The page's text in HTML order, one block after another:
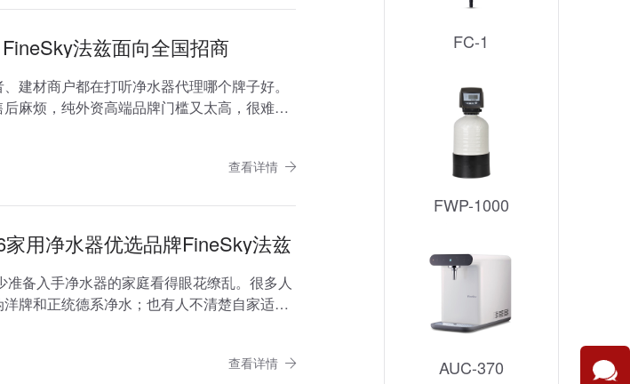
法兹面向全国招商
建材商户都在打听净水器代理哪个牌子好。
麻烦，纯外资高端品牌门槛又太高，很难下
查看详情
用净水器优选品牌FineSky法兹
备入手净水器的家庭看得眼花缭乱。很多人
牌和正统德系净水；也有人不清楚自家适合
查看详情
FC-1
FWP-1000
AUC-370